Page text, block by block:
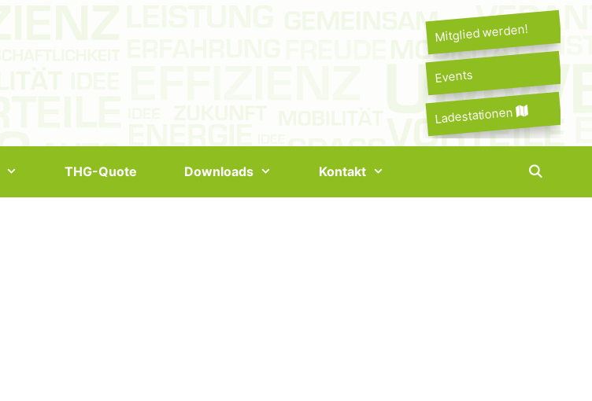
Mitglied werden!
Events
Ladestationen
THG-Quote Downloads Kontakt